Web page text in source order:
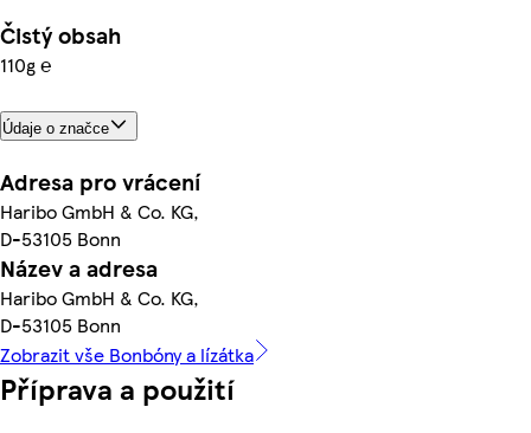
Čistý obsah
110g ℮
Údaje o značce
Adresa pro vrácení
Haribo GmbH & Co. KG,
D-53105 Bonn
Název a adresa
Haribo GmbH & Co. KG,
D-53105 Bonn
Zobrazit vše Bonbóny a lízátka
Příprava a použití